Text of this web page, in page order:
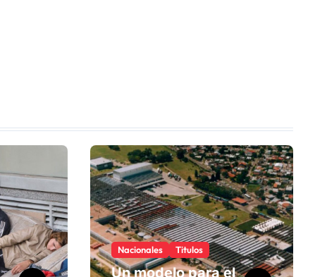
Nacionales Titulos
Un modelo para el